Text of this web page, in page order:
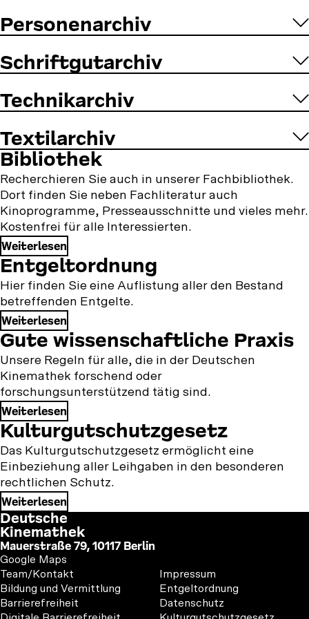
Personenarchiv
Schriftgutarchiv
Technikarchiv
Textilarchiv
Weitere
Informationen,
die
Sie
als
Archiv-
Nutzende
interessieren
könnten
Bibliothek
Recherchieren Sie auch in unserer Fachbibliothek.
Dort finden Sie neben Fachliteratur auch
Kinoprogramme, Presseausschnitte und vieles mehr.
Kostenfrei für alle Interessierten.
Weiterlesen
Entgeltordnung
Hier finden Sie eine Auflistung aller den Bestand
betreffenden Entgelte.
Weiterlesen
Gute wissenschaftliche Praxis
Unsere Regeln für alle, die in der Deutschen
Kinemathek forschend oder
forschungsunterstützend tätig sind.
Weiterlesen
Kulturgutschutzgesetz
Das Kulturgutschutzgesetz ermöglicht eine
Einbeziehung aller Leihgaben in den besonderen
rechtlichen Schutz.
Weiterlesen
Deutsche
Kinemathek
Mauerstraße 79, 10117 Berlin
Google Maps
Footer
1
Team/Kontakt
Bildung und Vermittlung
Barrierefreiheit
Footer
2
Impressum
Entgeltordnung
Datenschutz